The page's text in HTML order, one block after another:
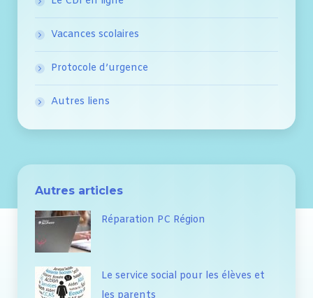
Vacances scolaires
Protocole d’urgence
Autres liens
Autres articles
Réparation PC Région
Le service social pour les élèves et
les parents